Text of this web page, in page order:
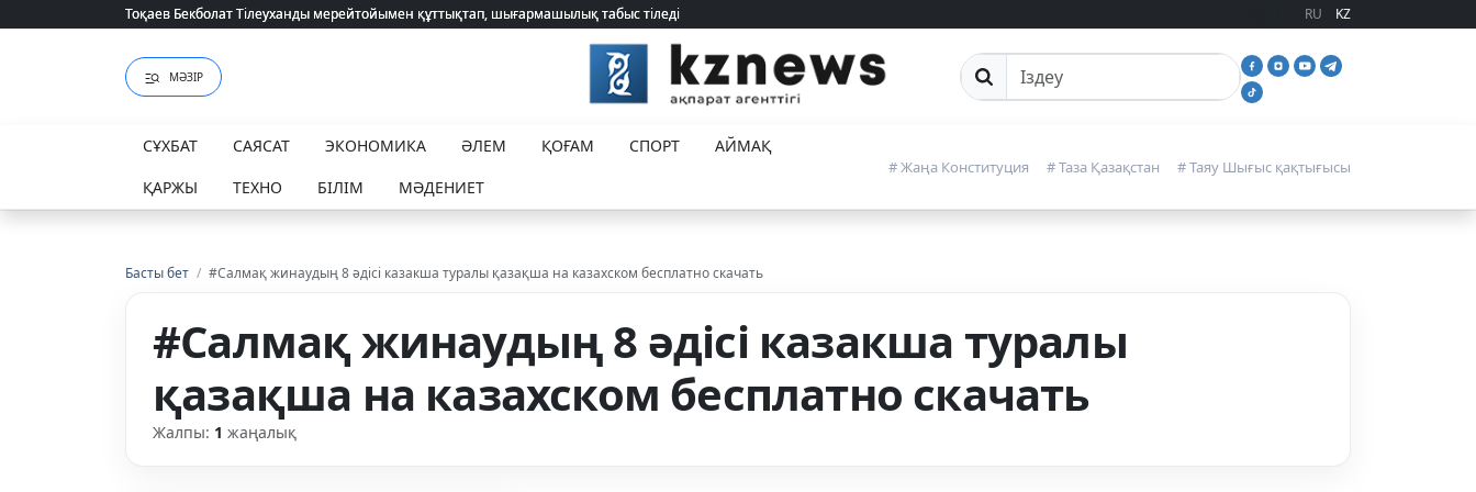
Тоқаев Бекболат Тілеуханды мерейтойымен құттықтап, шығармашылық табыс тіледі
Тоқаев Бекболат Тілеуханды мерейтойымен құттықтап, шығармашылық табыс тіледі RU KZ
МӘЗІР Сайттан іздеу
СҰХБАТ САЯСАТ ЭКОНОМИКА ӘЛЕМ ҚОҒАМ СПОРТ
АЙМАҚ
ҚАРЖЫ
ТЕХНО БІЛІМ МӘДЕНИЕТ
# Жаңа Конституция # Таза Қазақстан # Таяу Шығыс қақтығысы
Басты бет / #Салмақ жинаудың 8 әдісі казакша туралы қазақша на казахском бесплатно скачать
#Салмақ жинаудың 8 әдісі казакша туралы
қазақша на казахском бесплатно скачать
Жалпы: 1 жаңалық